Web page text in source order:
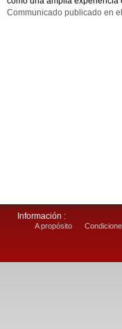
Communicado publicado en
Información :
A propósito